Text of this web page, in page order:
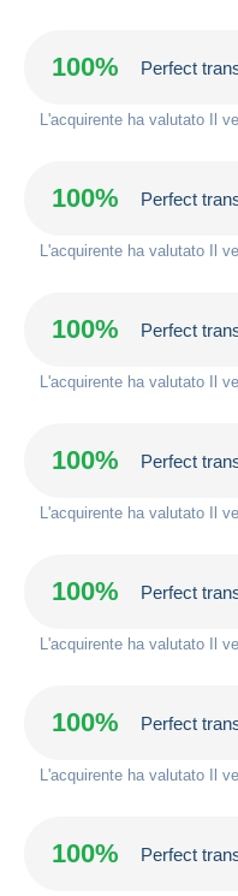
100% Perfect
L'acquirente ha valutato Il
100% Perfect
L'acquirente ha valutato Il
100% Perfect
L'acquirente ha valutato Il
100% Perfect
L'acquirente ha valutato Il
100% Perfect
L'acquirente ha valutato Il
100% Perfect
L'acquirente ha valutato Il
100% Perfect